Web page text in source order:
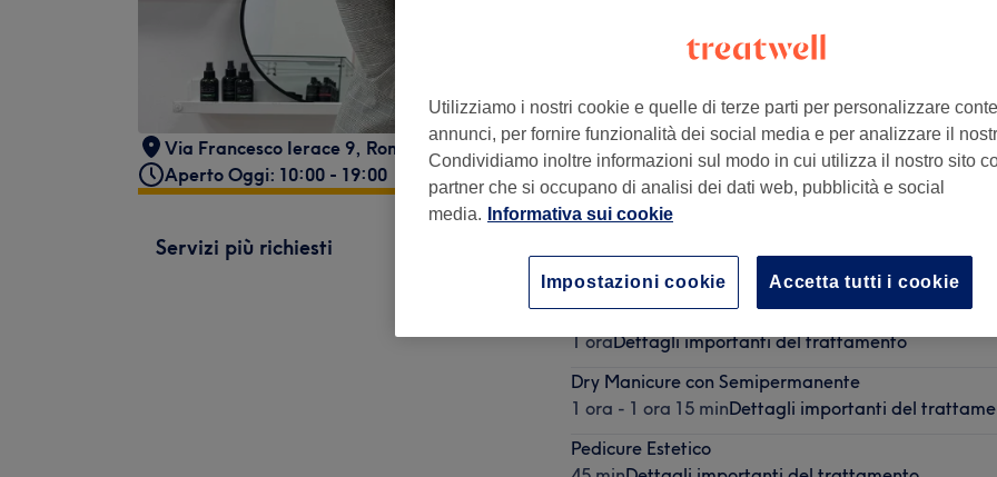
Via Francesco Ierace 9, Roma (RM), 00133
Aperto Oggi: 10:00 - 19:00
Servizi più richiesti
45 minDettagli importanti del trattamento
Applicazione Smalto Semipermanente Piedi con
1 oraDettagli importanti del trattamento
Dry Manicure con Semipermanente
1 ora - 1 ora 15 minDettagli importanti del
Pedicure Estetico
Utilizziamo i nostri cookie e quelle di terze parti per personalizzare
annunci, per fornire funzionalità dei social media e per analizzare il
Condividiamo inoltre informazioni sul modo in cui utilizza il nostro sito
partner che si occupano di analisi dei dati web, pubblicità e social
media.
Informativa sui cookie
Accetta tutti i cookie
Impostazioni cookie